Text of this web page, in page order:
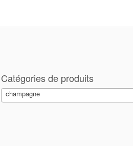
Catégories de produits
champagne